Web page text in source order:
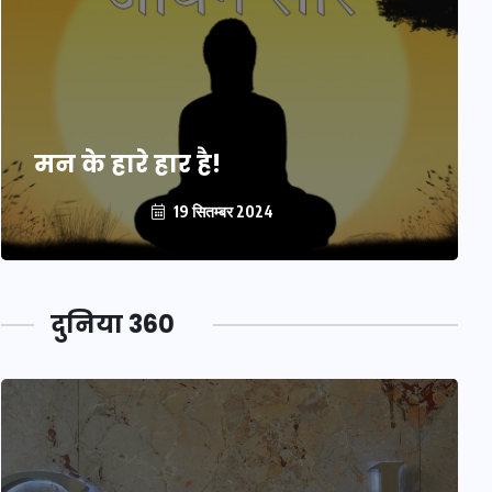
मन के हारे हार है!
19 सितम्बर 2024
दुनिया 360